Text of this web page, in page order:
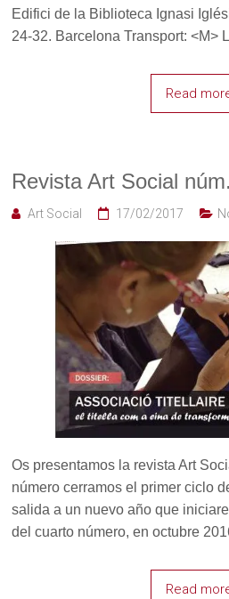
Edifici de la Biblioteca Ignasi
24-32. Barcelona Transport: <M>
Read
Revista Art Social
Art Social 17/02/2017
Os presentamos la revista Art
número cerramos el primer ciclo
salida a un nuevo año que
del cuarto número, en octubre
Read